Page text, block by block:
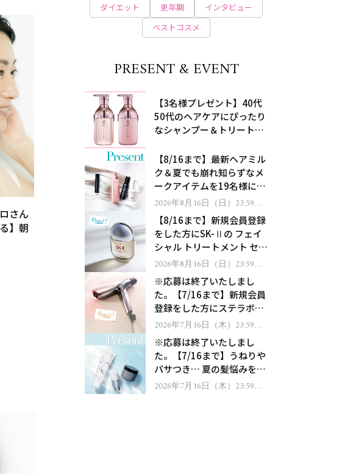
さん
】朝
ダイエット
更年期
インタビュー
ベストコスメ
PRESENT & EVENT
【3名様プレゼント】40代
50代のヘアケアにぴったり
なシャンプー＆トリートメ
処！
【8/16まで】最新ヘアミル
ク＆夏でも崩れ知らずなメ
ークアイテムを19名様にプ
レゼント！
2026年8月16日（日）23:59ま
で【8/16まで】新規会員登録
をした方にSK-Ⅱの フェイ
シャル トリートメント セラ
ムをプレゼント！
2026年8月16日（日）23:59ま
※応募は終了いたしまし
た。【7/16まで】新規会員
登録をした方にステラボー
テのシャインリバース ヘア
ゼント！
2026年7月16日（木）23:59ま
※応募は終了いたしまし
た。【7/16まで】うねりや
パサつき… 夏の髪悩みを解
消するヘアケアアイテムを
2026年7月16日（木）23:59ま